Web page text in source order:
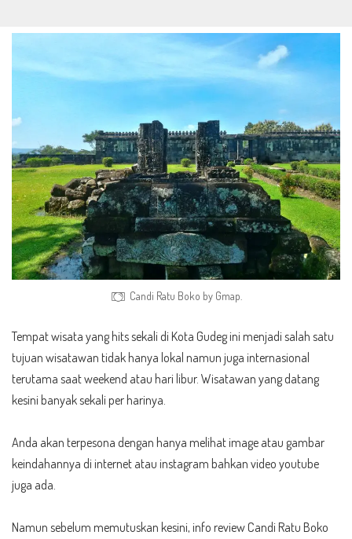
Candi Ratu Boko by Gmap.
Tempat wisata yang hits sekali di Kota Gudeg ini menjadi salah satu
tujuan wisatawan tidak hanya lokal namun juga internasional
terutama saat weekend atau hari libur. Wisatawan yang datang
kesini banyak sekali per harinya.
Anda akan terpesona dengan hanya melihat image atau gambar
keindahannya di internet atau instagram bahkan video youtube
juga ada.
Namun sebelum memutuskan kesini, info review Candi Ratu Boko